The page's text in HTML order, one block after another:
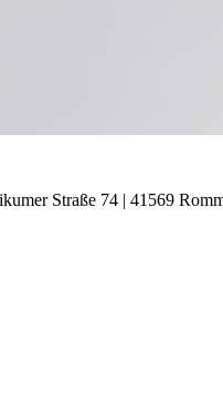
Straße 74 | 41569